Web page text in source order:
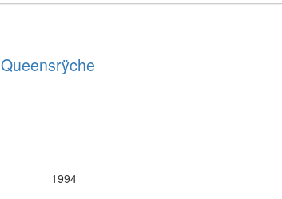
Queensrÿche
1994